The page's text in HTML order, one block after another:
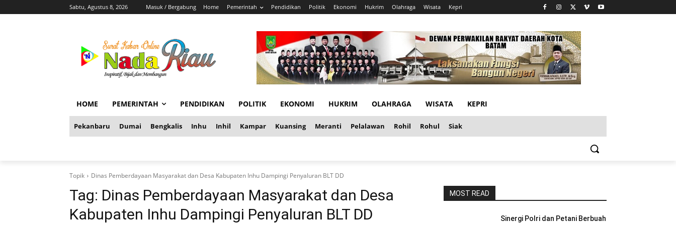
Sabtu, Agustus 8, 2026 Masuk / Bergabung Home Pemerintah Pendidikan Politik Ekonomi Hukrim Olahraga Wisata Kepri
HOME PEMERINTAH PENDIDIKAN POLITIK EKONOMI HUKRIM OLAHRAGA WISATA KEPRI
Pekanbaru Dumai Bengkalis Inhu Inhil Kampar Kuansing Meranti Pelalawan Rohil Rohul Siak
Topik Dinas Pemberdayaan Masyarakat dan Desa Kabupaten Inhu Dampingi Penyaluran BLT DD
Tag: Dinas Pemberdayaan Masyarakat dan Desa
Kabupaten Inhu Dampingi Penyaluran BLT DD
MOST READ
Sinergi Polri dan Petani Berbuah